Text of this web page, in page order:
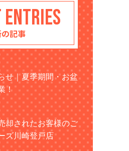
ENTRIES
記事
せ｜夏季期間・お盆
！
却されたお客様のご
ズ川崎登戸店